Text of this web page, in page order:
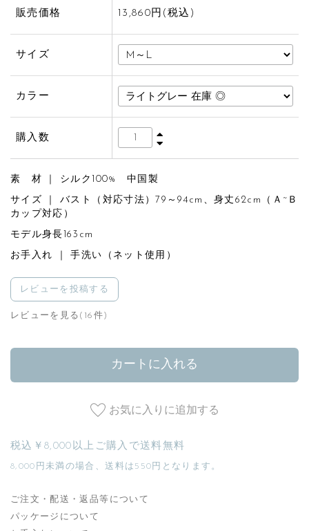
販売価格 13,860円(税込)
サイズ
カラー
購入数
素 材 ｜ シルク100% 中国製
サイズ ｜ バスト（対応寸法）79～94cm、身丈62cm（Ａ~Ｂ
カップ対応）
モデル身長163cm
お手入れ ｜ 手洗い（ネット使用）
レビューを投稿する
レビューを見る(16件)
カートに入れる
お気に入りに追加する
税込￥8,000以上ご購入で送料無料
8,000円未満の場合、送料は550円となります。
ご注文・配送・返品等について
パッケージについて